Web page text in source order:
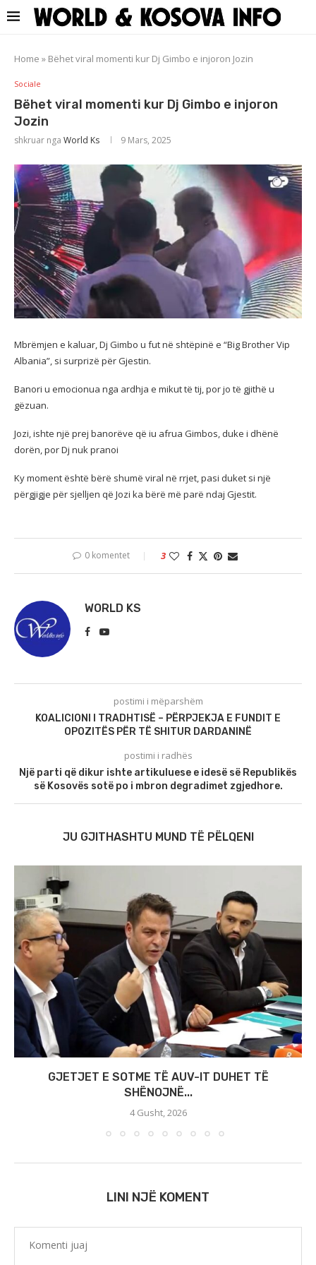
Home » Bëhet viral momenti kur Dj Gimbo e injoron Jozin
Sociale
Bëhet viral momenti kur Dj Gimbo e injoron
Jozin
shkruar nga World Ks 9 Mars, 2025
Mbrëmjen e kaluar, Dj Gimbo u fut në shtëpinë e “Big Brother Vip
Albania”, si surprizë për Gjestin.
Banori u emocionua nga ardhja e mikut të tij, por jo të gjithë u
gëzuan.
Jozi, ishte një prej banorëve që iu afrua Gimbos, duke i dhënë
dorën, por Dj nuk pranoi
Ky moment është bërë shumë viral në rrjet, pasi duket si një
përgjigje për sjelljen që Jozi ka bërë më parë ndaj Gjestit.
0 komentet 3
WORLD KS
postimi i mëparshëm
KOALICIONI I TRADHTISË – PËRPJEKJA E FUNDIT E
OPOZITËS PËR TË SHITUR DARDANINË
postimi i radhës
Një parti që dikur ishte artikuluese e idesë së Republikës
së Kosovës sotë po i mbron degradimet zgjedhore.
JU GJITHASHTU MUND TË PËLQENI
GJETJET E SOTME TË AUV-IT DUHET TË
SHËNOJNË...
4 Gusht, 2026
LINI NJË KOMENT